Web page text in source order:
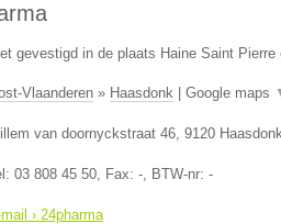
gevestigd in de plaats Haine Saint
Vlaanderen» Haasdonk| Google maps
van doornyckstraat 46, 9120
03 808 45 50, Fax: -, BTW-nr: -
› 24pharma